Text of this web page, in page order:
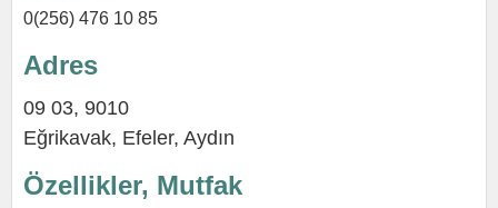
0(256) 476 10 85
Adres
09 03, 9010
Eğrikavak, Efeler, Aydın
Özellikler, Mutfak